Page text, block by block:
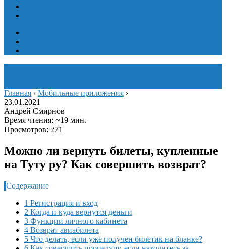
Главная › Мобильные приложения ›
23.01.2021
Андрей Смирнов
Время чтения: ~19 мин.
Просмотров: 271
Можно ли вернуть билеты, купленные
на Туту ру? Как совершить возврат?
Содержание
1 Регистрация и вход
2 Когда и куда вернутся деньги
3 Функции личного кабинета
4 Возврат авиабилета
5 Что делать, если уже получен билетик на бланке?